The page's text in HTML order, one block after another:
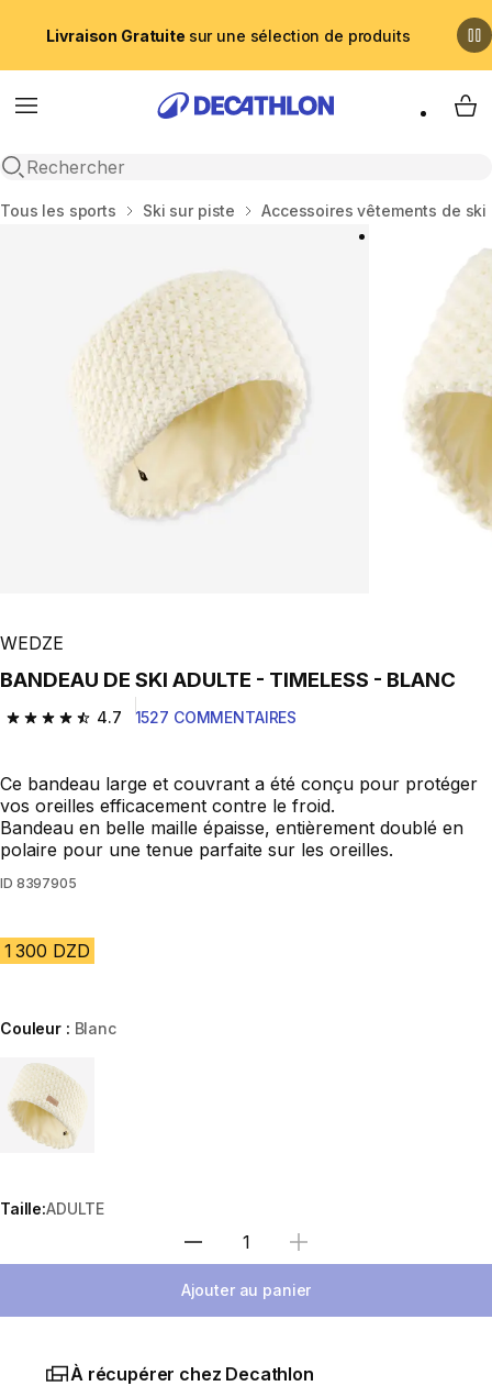
Livraison Gratuite sur une sélection de produits
Menu
Recherche ouverte
My
Accueil
Tous les sports Ski sur piste Accessoires vêtements de ski
WEDZE
BANDEAU DE SKI ADULTE - TIMELESS - BLANC
4.7
4.7 out of 5 stars from 1527 reviews
1527 COMMENTAIRES
Ce bandeau large et couvrant a été conçu pour protéger
vos oreilles efficacement contre le froid.
Bandeau en belle maille épaisse, entièrement doublé en
polaire pour une tenue parfaite sur les oreilles.
ID 8397905
1 300 DZD
Couleur : Blanc
Choose a variant
Taille:ADULTE
Sélectionnez la quantité
Ajouter au panier
À récupérer chez Decathlon